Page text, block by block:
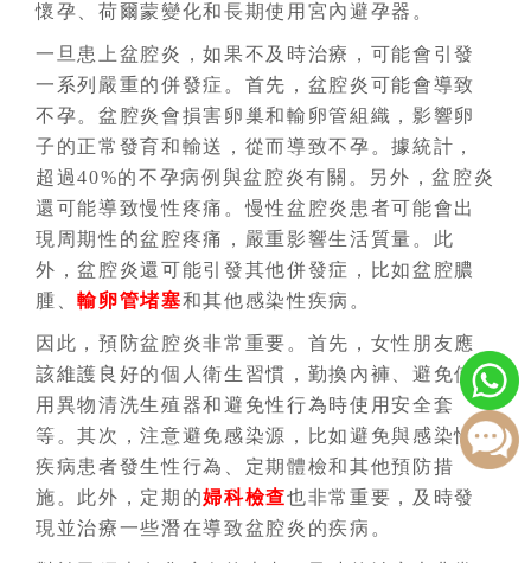
懷孕、荷爾蒙變化和長期使用宮內避孕器。
一旦患上盆腔炎，如果不及時治療，可能會引發
一系列嚴重的併發症。首先，盆腔炎可能會導致
不孕。盆腔炎會損害卵巢和輸卵管組織，影響卵
子的正常發育和輸送，從而導致不孕。據統計，
超過40%的不孕病例與盆腔炎有關。另外，盆腔炎
還可能導致慢性疼痛。慢性盆腔炎患者可能會出
現周期性的盆腔疼痛，嚴重影響生活質量。此
外，盆腔炎還可能引發其他併發症，比如盆腔膿
腫、輸卵管堵塞和其他感染性疾病。
因此，預防盆腔炎非常重要。首先，女性朋友應
該維護良好的個人衛生習慣，勤換內褲、避免使
用異物清洗生殖器和避免性行為時使用安全套
等。其次，注意避免感染源，比如避免與感染性
疾病患者發生性行為、定期體檢和其他預防措
施。此外，定期的婦科檢查也非常重要，及時發
現並治療一些潛在導致盆腔炎的疾病。